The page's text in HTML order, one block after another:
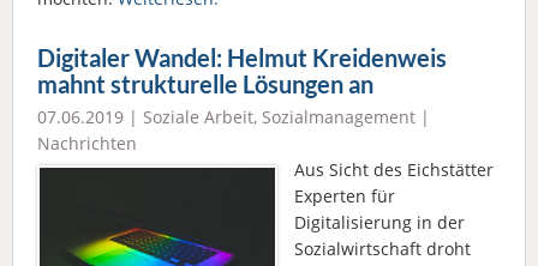
Digitaler Wandel: Helmut Kreidenweis
mahnt strukturelle Lösungen an
07.06.2019 | Soziale Arbeit, Sozialmanagement |
Nachrichten
Aus Sicht des Eichstätter
Experten für
Digitalisierung in der
Sozialwirtschaft droht